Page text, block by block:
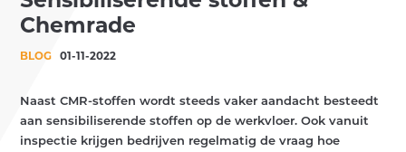
Chemrade
BLOG 01-11-2022
Naast CMR-stoffen wordt steeds vaker aandacht besteedt
aan sensibiliserende stoffen op de werkvloer. Ook vanuit
inspectie krijgen bedrijven regelmatig de vraag hoe
BRANCHES
AANPAK
KLANTEN